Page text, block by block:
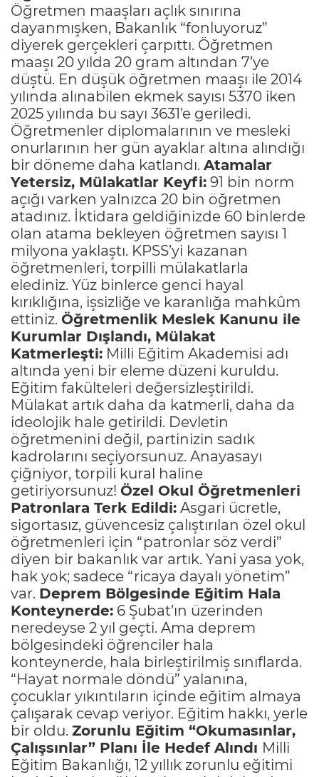
Öğretmen maaşları açlık sınırına
dayanmışken, Bakanlık “fonluyoruz”
diyerek gerçekleri çarpıttı. Öğretmen
maaşı 20 yılda 20 gram altından 7’ye
düştü. En düşük öğretmen maaşı ile 2014
yılında alınabilen ekmek sayısı 5370 iken
2025 yılında bu sayı 3631’e geriledi.
Öğretmenler diplomalarının ve mesleki
onurlarının her gün ayaklar altına alındığı
bir döneme daha katlandı. Atamalar
Yetersiz, Mülakatlar Keyfi: 91 bin norm
açığı varken yalnızca 20 bin öğretmen
atadınız. İktidara geldiğinizde 60 binlerde
olan atama bekleyen öğretmen sayısı 1
milyona yaklaştı. KPSS’yi kazanan
öğretmenleri, torpilli mülakatlarla
elediniz. Yüz binlerce genci hayal
kırıklığına, işsizliğe ve karanlığa mahkûm
ettiniz. Öğretmenlik Meslek Kanunu ile
Kurumlar Dışlandı, Mülakat
Katmerleşti: Milli Eğitim Akademisi adı
altında yeni bir eleme düzeni kuruldu.
Eğitim fakülteleri değersizleştirildi.
Mülakat artık daha da katmerli, daha da
ideolojik hale getirildi. Devletin
öğretmenini değil, partinizin sadık
kadrolarını seçiyorsunuz. Anayasayı
çiğniyor, torpili kural haline
getiriyorsunuz! Özel Okul Öğretmenleri
Patronlara Terk Edildi: Asgari ücretle,
sigortasız, güvencesiz çalıştırılan özel okul
öğretmenleri için “patronlar söz verdi”
diyen bir bakanlık var artık. Yani yasa yok,
hak yok; sadece “ricaya dayalı yönetim”
var. Deprem Bölgesinde Eğitim Hala
Konteynerde: 6 Şubat’ın üzerinden
neredeyse 2 yıl geçti. Ama deprem
bölgesindeki öğrenciler hala
konteynerde, hala birleştirilmiş sınıflarda.
“Hayat normale döndü” yalanına,
çocuklar yıkıntıların içinde eğitim almaya
çalışarak cevap veriyor. Eğitim hakkı, yerle
bir oldu. Zorunlu Eğitim “Okumasınlar,
Çalışsınlar” Planı İle Hedef Alındı Milli
Eğitim Bakanlığı, 12 yıllık zorunlu eğitimi